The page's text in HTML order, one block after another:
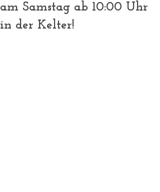
am Samstag ab 10:00 Uhr
in der Kelter!